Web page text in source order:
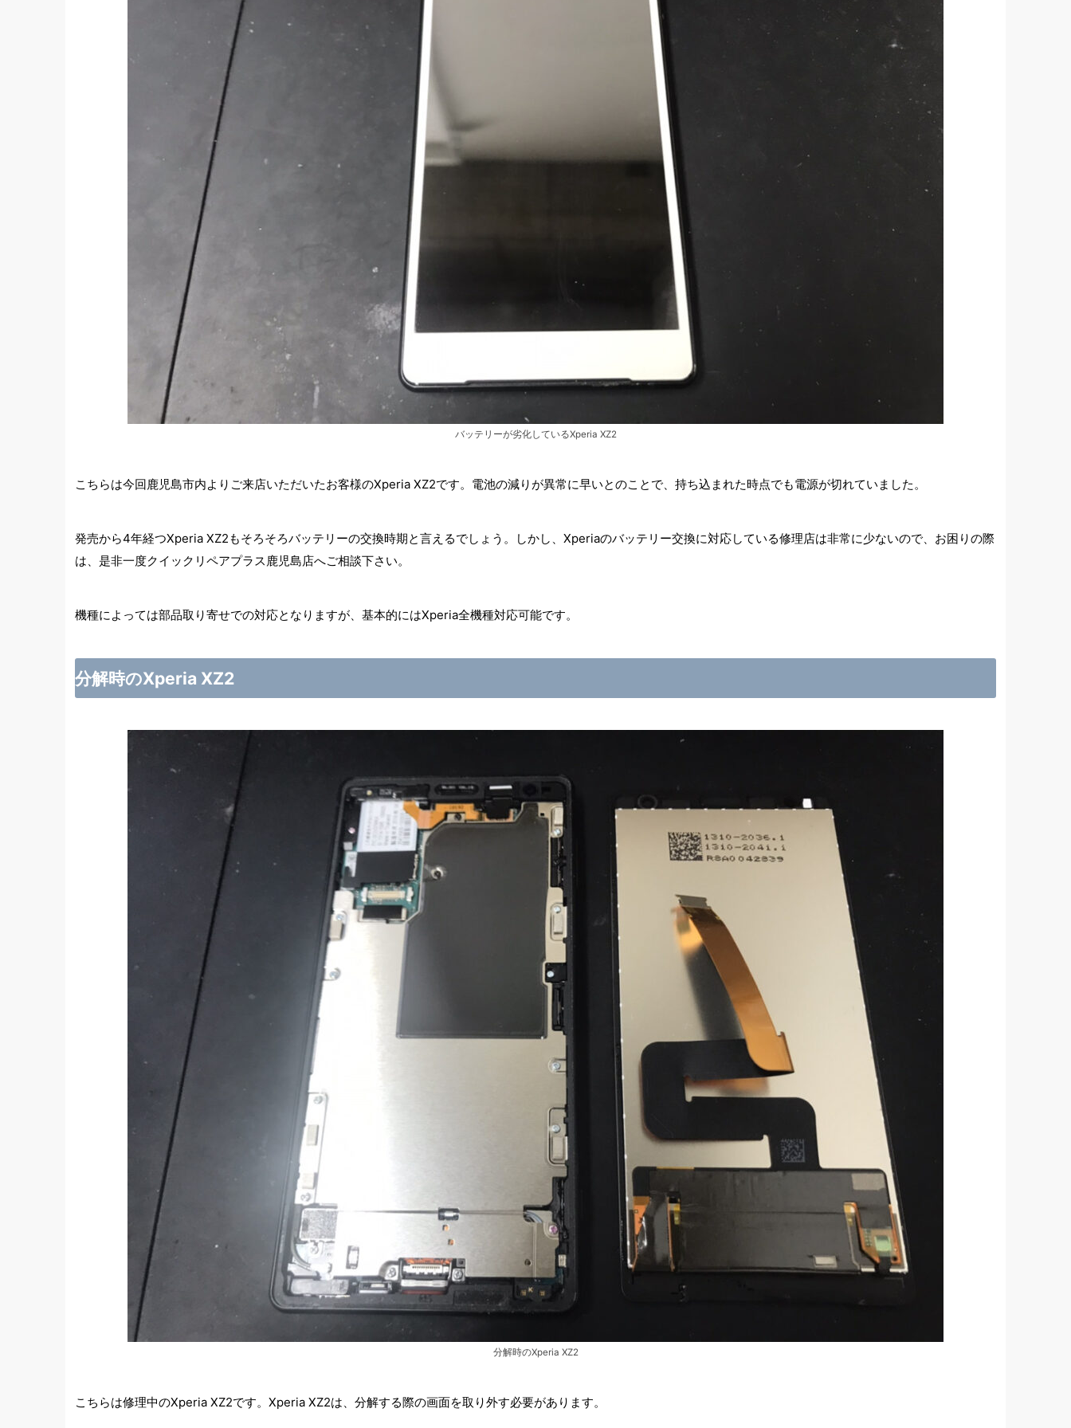
バッテリーが劣化しているXperia XZ2
こちらは今回鹿児島市内よりご来店いただいたお客様のXperia XZ2です。電池の減りが異常に早いとのことで、持ち込まれた時点でも電源が切れていました。
発売から4年経つXperia XZ2もそろそろバッテリーの交換時期と言えるでしょう。しかし、Xperiaのバッテリー交換に対応している修理店は非常に少ないので、お困りの際
は、是非一度クイックリペアプラス鹿児島店へご相談下さい。
機種によっては部品取り寄せでの対応となりますが、基本的にはXperia全機種対応可能です。
分解時のXperia XZ2
分解時のXperia XZ2
こちらは修理中のXperia XZ2です。Xperia XZ2は、分解する際の画面を取り外す必要があります。